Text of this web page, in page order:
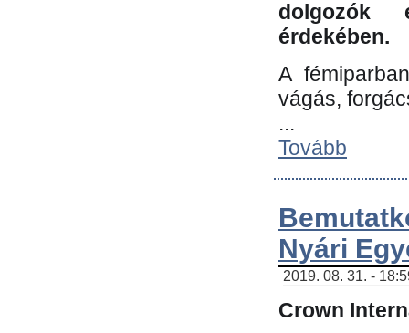
dolgozók
érdekében.
A
vágás,
...
Tovább
Nyári
2019. 08. 31. -
Crown